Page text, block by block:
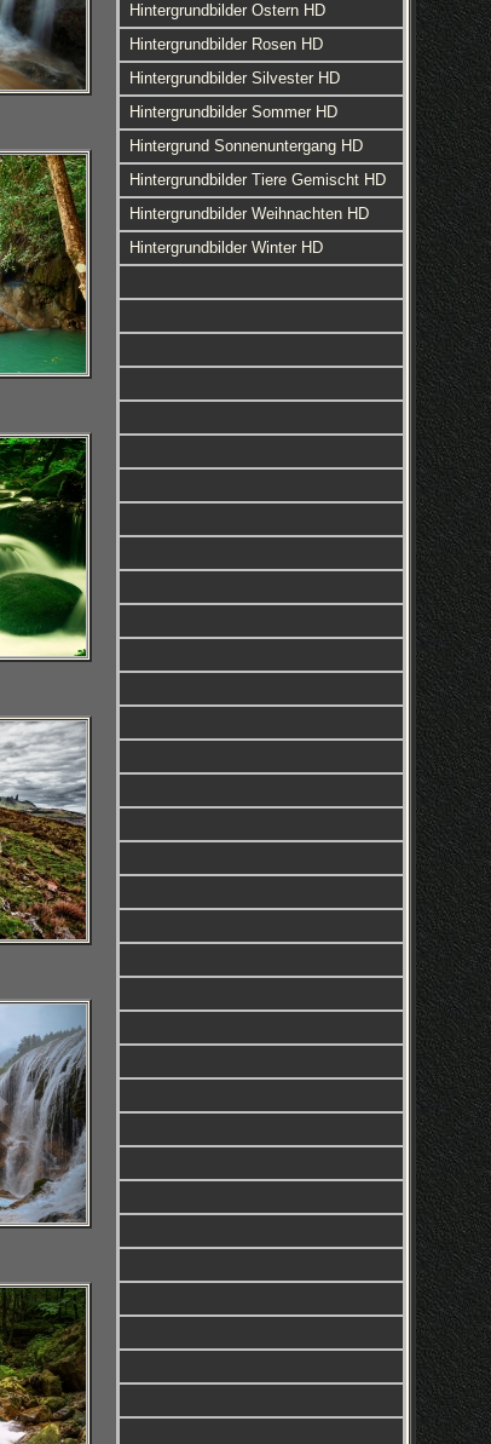
Hintergrundbilder Ostern HD
Hintergrundbilder Rosen HD
Hintergrundbilder Silvester HD
Hintergrundbilder Sommer HD
Hintergrund Sonnenuntergang HD
Hintergrundbilder Tiere Gemischt HD
Hintergrundbilder Weihnachten HD
Hintergrundbilder Winter HD